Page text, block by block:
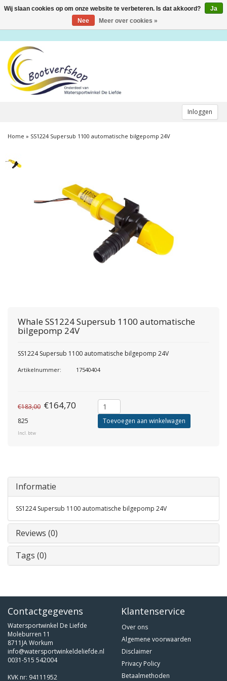
Inloggen
Toggle
Home » SS1224 Supersub 1100 automatische bilgepomp 24V
WhaleSS1224 Supersub 1100 automatische
bilgepomp 24V
SS1224 Supersub 1100 automatische bilgepomp 24V
Artikelnummer: 17540404
€183,00 €164,70
825
Incl. btw
Toevoegen aan winkelwagen
Informatie
SS1224 Supersub 1100 automatische bilgepomp 24V
Reviews (0)
Tags (0)
Contactgegevens
Watersportwinkel De Liefde
Moleburren 11
8711JA Workum
info@watersportwinkeldeliefde.nl
0031-515 542004
KVK nr: 94111952
Klantenservice
Over ons
Algemene voorwaarden
Disclaimer
Privacy Policy
Betaalmethoden
Wij slaan cookies op om onze website te verbeteren. Is dat akkoord?
Ja
Nee
Meer over cookies »